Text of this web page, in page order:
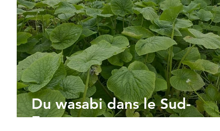
Du wasabi dans le Sud-
Essonne